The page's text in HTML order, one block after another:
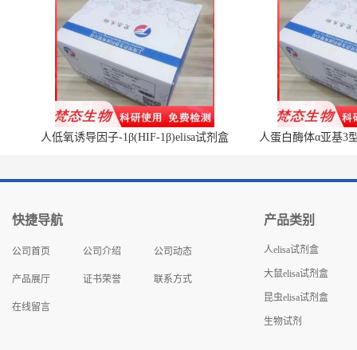
人低氧诱导因子-1β(HIF-1β)elisa试剂盒 人蛋白酶体α亚基3
快捷导航
公司首页 公司介绍 公司动态
产品展厅 证书荣誉 联系方式
在线留言
产品类别
人elisa试剂盒
大鼠elisa试剂盒
昆虫elisa试剂盒
生物试剂